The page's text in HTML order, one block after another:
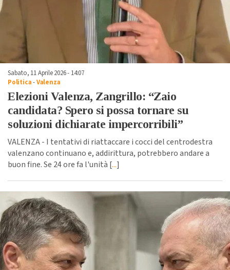
Sabato, 11 Aprile 2026 - 14:07
Politica-Valenza
Elezioni Valenza, Zangrillo: “Zaio
candidata? Spero si possa tornare su
soluzioni dichiarate impercorribili”
VALENZA - I tentativi di riattaccare i cocci del centrodestra
valenzano continuano e, addirittura, potrebbero andare a
buon fine. Se 24 ore fa l'unità [...]